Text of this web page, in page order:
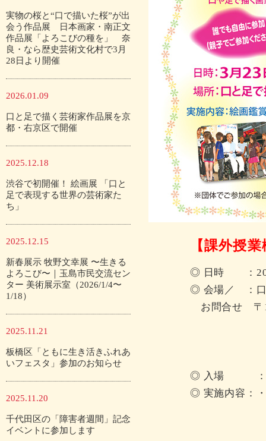
実物の桜と“口で描いた桜”が出
会う作品展 日本画家・南正文
作品展「よろこびの種を」 奈
良・なら歴史芸術文化村で3月
28日より開催
2026.01.09
口と足で描く芸術家作品展を京
都・右京区で開催
2025.12.18
渋谷で初開催！ 絵画展 「口と
足で表現する世界の芸術家た
ち」
2025.12.15
新春展示 牧野文幸展 〜生きる
よろこび〜｜玉島市民交流セン
ター 美術展示室（2026/1/4〜
1/18）
2025.11.21
板橋区「ともに生き活きふれあ
いフェスタ」参加のお知らせ
2025.11.20
千代田区の「障害者週間」記念
イベントに参加します
【課外授
◎ 日時 ：
◎ 会場／ ：口
お問合せ 〒
◎ 入場
◎ 実施内容：